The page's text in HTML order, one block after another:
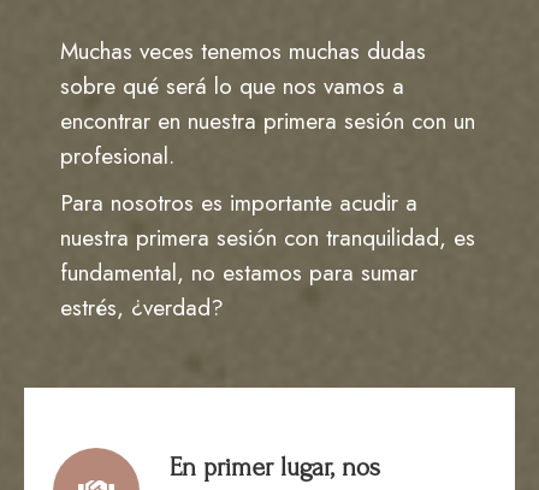
Muchas veces tenemos muchas dudas
sobre qué será lo que nos vamos a
encontrar en nuestra primera sesión con un
profesional.
Para nosotros es importante acudir a
nuestra primera sesión con tranquilidad, es
fundamental, no estamos para sumar
estrés, ¿verdad?
En primer lugar, nos